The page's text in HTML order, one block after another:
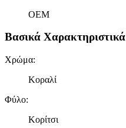
OEM
Βασικά Χαρακτηριστικά
Χρώμα:
Κοραλί
Φύλο:
Κορίτσι